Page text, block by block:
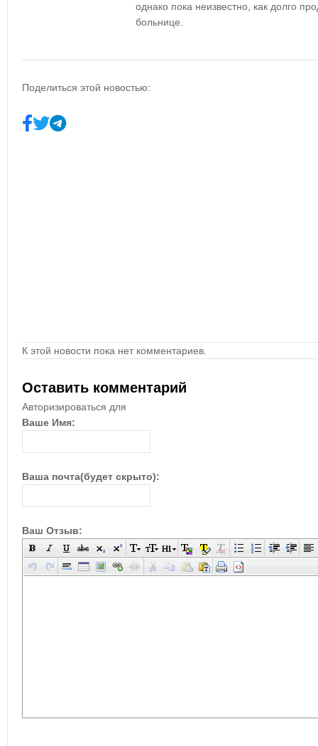
однако пока неизвестно, как долго
больнице.
Поделиться этой новостью:
К этой новости пока нет комментариев.
Оставить комментарий
Авторизироваться для
Ваше Имя:
Ваша почта(будет скрыто):
Ваш Отзыв: